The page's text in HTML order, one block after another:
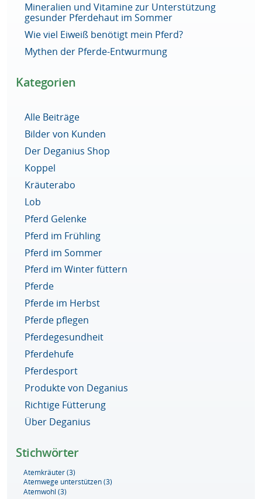
Mineralien und Vitamine zur Unterstützung
gesunder Pferdehaut im Sommer
Wie viel Eiweiß benötigt mein Pferd?
Mythen der Pferde-Entwurmung
Kategorien
Alle Beiträge
Bilder von Kunden
Der Deganius Shop
Koppel
Kräuterabo
Lob
Pferd Gelenke
Pferd im Frühling
Pferd im Sommer
Pferd im Winter füttern
Pferde
Pferde im Herbst
Pferde pflegen
Pferdegesundheit
Pferdehufe
Pferdesport
Produkte von Deganius
Richtige Fütterung
Über Deganius
Stichwörter
Atemkräuter(3)
Atemwege unterstützen(3)
Atemwohl (3)